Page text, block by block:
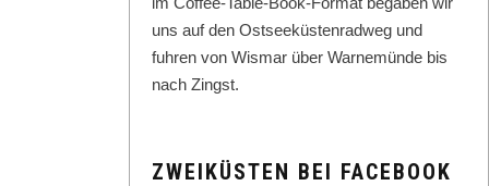
uns auf den Ost­seeküsten­rad­weg und
fuhren von Wis­mar über Warnemünde bis
nach Zingst.
ZWEIKÜSTEN BEI FACEBOOK